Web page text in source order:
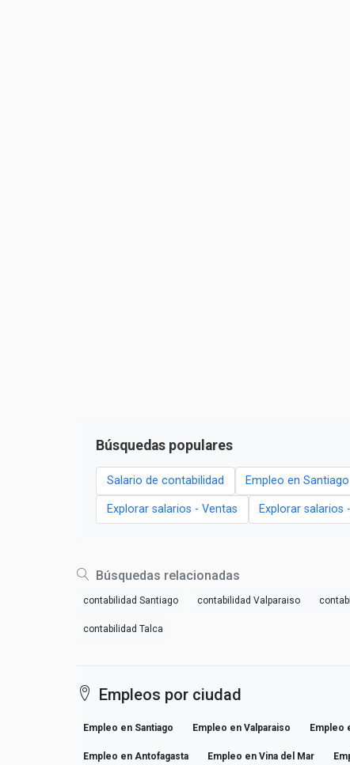
Búsquedas populares
Salario de contabilidad Empleo en Santiago
Explorar salarios - Ventas Explorar salarios
Búsquedas relacionadas
contabilidad Santiago contabilidad Valparaiso
contabilidad Talca
Empleos por ciudad
Empleo en Santiago Empleo en Valparaiso Empleo
Empleo en Antofagasta Empleo en Vina del Mar